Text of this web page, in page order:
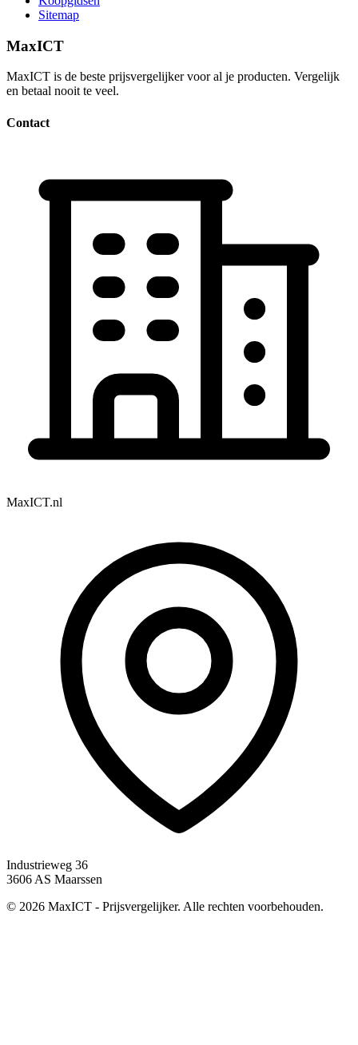
Sitemap
MaxICT
MaxICT is de beste prijsvergelijker voor al je producten. Vergelijk
en betaal nooit te veel.
Contact
MaxICT.nl
Industrieweg 36
3606 AS Maarssen
© 2026 MaxICT - Prijsvergelijker. Alle rechten voorbehouden.